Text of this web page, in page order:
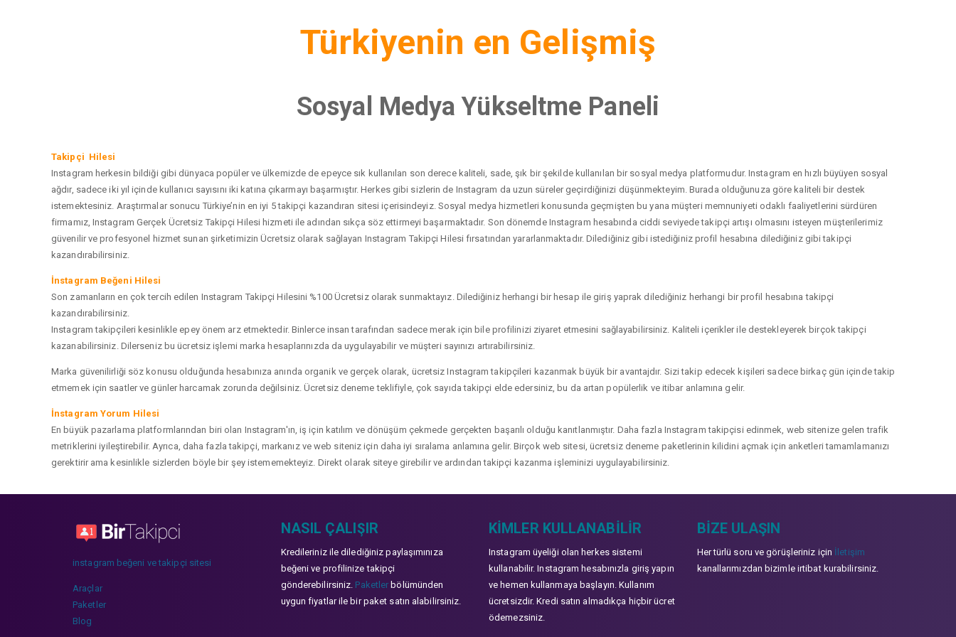
Türkiyenin en Gelişmiş
Sosyal Medya Yükseltme Paneli
Takipçi Hilesi
Instagram herkesin bildiği gibi dünyaca popüler ve ülkemizde de epeyce sık kullanılan son derece kaliteli, sade, şık bir şekilde kullanılan bir sosyal medya platformudur. Instagram en hızlı büyüyen sosyal
ağdır, sadece iki yıl içinde kullanıcı sayısını iki katına çıkarmayı başarmıştır. Herkes gibi sizlerin de Instagram da uzun süreler geçirdiğinizi düşünmekteyim. Burada olduğunuza göre kaliteli bir destek
istemektesiniz. Araştırmalar sonucu Türkiye’nin en iyi 5 takipçi kazandıran sitesi içerisindeyiz. Sosyal medya hizmetleri konusunda geçmişten bu yana müşteri memnuniyeti odaklı faaliyetlerini sürdüren
firmamız, Instagram Gerçek Ücretsiz Takipçi Hilesi hizmeti ile adından sıkça söz ettirmeyi başarmaktadır. Son dönemde Instagram hesabında ciddi seviyede takipçi artışı olmasını isteyen müşterilerimiz
güvenilir ve profesyonel hizmet sunan şirketimizin Ücretsiz olarak sağlayan Instagram Takipçi Hilesi fırsatından yararlanmaktadır. Dilediğiniz gibi istediğiniz profil hesabına dilediğiniz gibi takipçi
kazandırabilirsiniz.
İnstagram Beğeni Hilesi
Son zamanların en çok tercih edilen Instagram Takipçi Hilesini %100 Ücretsiz olarak sunmaktayız. Dilediğiniz herhangi bir hesap ile giriş yaprak dilediğiniz herhangi bir profil hesabına takipçi
kazandırabilirsiniz.
Instagram takipçileri kesinlikle epey önem arz etmektedir. Binlerce insan tarafından sadece merak için bile profilinizi ziyaret etmesini sağlayabilirsiniz. Kaliteli içerikler ile destekleyerek birçok takipçi
kazanabilirsiniz. Dilerseniz bu ücretsiz işlemi marka hesaplarınızda da uygulayabilir ve müşteri sayınızı artırabilirsiniz.
Marka güvenilirliği söz konusu olduğunda hesabınıza anında organik ve gerçek olarak, ücretsiz Instagram takipçileri kazanmak büyük bir avantajdır. Sizi takip edecek kişileri sadece birkaç gün içinde takip
etmemek için saatler ve günler harcamak zorunda değilsiniz. Ücretsiz deneme teklifiyle, çok sayıda takipçi elde edersiniz, bu da artan popülerlik ve itibar anlamına gelir.
İnstagram Yorum Hilesi
En büyük pazarlama platformlarından biri olan Instagram'ın, iş için katılım ve dönüşüm çekmede gerçekten başarılı olduğu kanıtlanmıştır. Daha fazla Instagram takipçisi edinmek, web sitenize gelen trafik
metriklerini iyileştirebilir. Ayrıca, daha fazla takipçi, markanız ve web siteniz için daha iyi sıralama anlamına gelir. Birçok web sitesi, ücretsiz deneme paketlerinin kilidini açmak için anketleri tamamlamanızı
gerektirir ama kesinlikle sizlerden böyle bir şey istememekteyiz. Direkt olarak siteye girebilir ve ardından takipçi kazanma işleminizi uygulayabilirsiniz.
instagram beğeni ve takipçi sitesi
Araçlar
Paketler
Blog
NASIL ÇALIŞIR
Kredileriniz ile dilediğiniz paylaşımınıza
beğeni ve profilinize takipçi
gönderebilirsiniz. Paketler bölümünden
uygun fiyatlar ile bir paket satın alabilirsiniz.
KIMLER KULLANABILIR
Instagram üyeliği olan herkes sistemi
kullanabilir. Instagram hesabınızla giriş yapın
ve hemen kullanmaya başlayın. Kullanım
ücretsizdir. Kredi satın almadıkça hiçbir ücret
ödemezsiniz.
BIZE ULAŞIN
Her türlü soru ve görüşleriniz için İletişim
kanallarımızdan bizimle irtibat kurabilirsiniz.